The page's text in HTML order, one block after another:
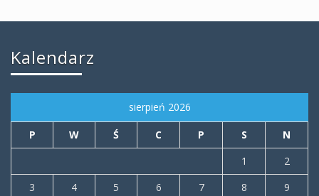
Kalendarz
sierpień 2026
P W Ś C P S
N
1
2
3
4 5 6 7 8
9